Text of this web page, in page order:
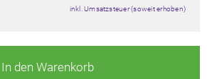
inkl. Umsatzsteuer (soweit erhoben)
In den Warenkorb